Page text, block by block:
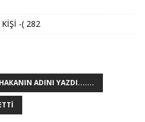
-( 282
ADINI YAZDI.......